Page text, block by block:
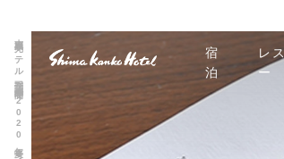
志摩観光ホテル季刊誌「志摩時間 2020年夏号」
宿
泊
レ
ー